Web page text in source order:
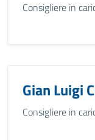
Consigliere in
Gian Luigi
Consigliere in